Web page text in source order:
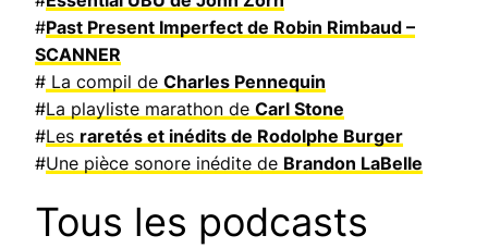
#Past Present Imperfect de Robin Rimbaud –
SCANNER
# La compil de Charles Pennequin
#La playliste marathon de Carl Stone
#Les raretés et inédits de Rodolphe Burger
#Une pièce sonore inédite de Brandon LaBelle
Tous les podcasts